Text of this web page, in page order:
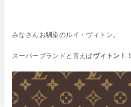
みなさんお馴染のルイ・ヴィトン。
スーパーブランドと言えばヴィトン！！